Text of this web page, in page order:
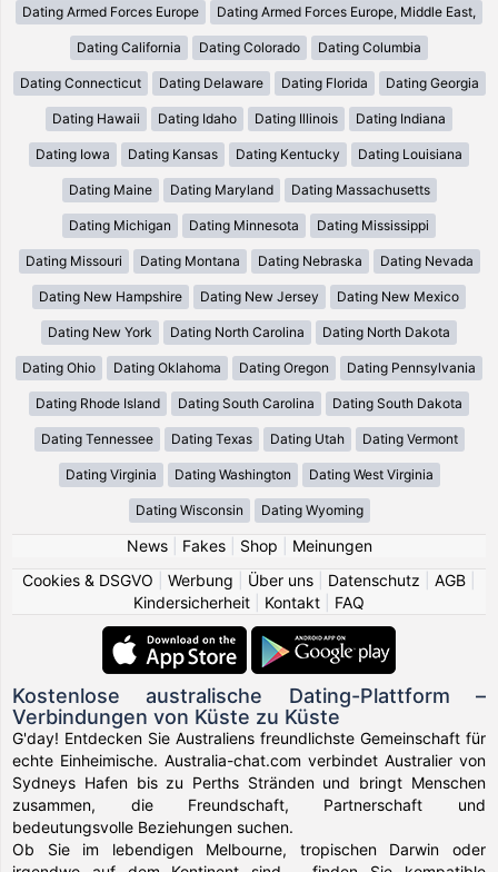
Dating Armed Forces Europe Dating Armed Forces Europe, Middle East,
Dating California Dating Colorado Dating Columbia
Dating Connecticut Dating Delaware Dating Florida Dating Georgia
Dating Hawaii Dating Idaho Dating Illinois Dating Indiana
Dating Iowa Dating Kansas Dating Kentucky Dating Louisiana
Dating Maine Dating Maryland Dating Massachusetts
Dating Michigan Dating Minnesota Dating Mississippi
Dating Missouri Dating Montana Dating Nebraska Dating Nevada
Dating New Hampshire Dating New Jersey Dating New Mexico
Dating New York Dating North Carolina Dating North Dakota
Dating Ohio Dating Oklahoma Dating Oregon Dating Pennsylvania
Dating Rhode Island Dating South Carolina Dating South Dakota
Dating Tennessee Dating Texas Dating Utah Dating Vermont
Dating Virginia Dating Washington Dating West Virginia
Dating Wisconsin Dating Wyoming
News| Fakes| Shop
Meinungen
Cookies & DSGVO
Werbung Über uns Datenschutz AGB
Kindersicherheit
Kontakt FAQ
Kostenlose australische Dating-Plattform –
Verbindungen von Küste zu Küste
G'day! Entdecken Sie Australiens freundlichste Gemeinschaft für
echte Einheimische. Australia-chat.com verbindet Australier von
Sydneys Hafen bis zu Perths Stränden und bringt Menschen
zusammen, die Freundschaft, Partnerschaft und
bedeutungsvolle Beziehungen suchen.
Ob Sie im lebendigen Melbourne, tropischen Darwin oder